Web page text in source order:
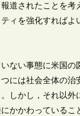
報道されたことを考
ィを強化すればよ
ない事態に米国の
には社会全体の治
しかし，それ以外
かかわっているこ